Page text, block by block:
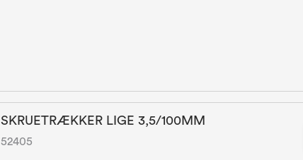
SKRUETRÆKKER LIGE 3,5/100MM
52405